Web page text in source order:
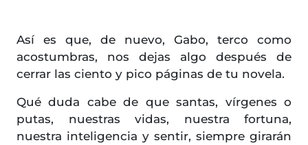
Así es que, de nuevo, Gabo, terco como
acostumbras, nos dejas algo después de
cerrar las ciento y pico páginas de tu novela.
Qué duda cabe de que santas, vírgenes o
putas, nuestras vidas, nuestra fortuna,
nuestra inteligencia y sentir, siempre girarán